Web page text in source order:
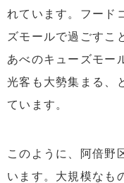
れています。フード
ズモールで過ごすこ
あべのキューズモー
光客も大勢集まる、
ています。
このように、阿倍野
います。大規模なも